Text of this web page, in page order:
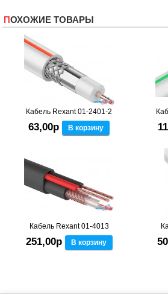
ПОХОЖИЕ ТОВАРЫ
Кабель Rexant 01-2401-2
63,00р В корзину
Кабель Rexant 01-4013
251,00р В корзину